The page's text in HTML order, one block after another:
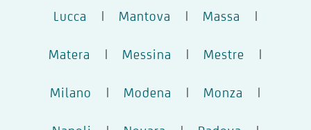
Lucca | Mantova | Massa |
Matera | Messina | Mestre |
Milano | Modena | Monza |